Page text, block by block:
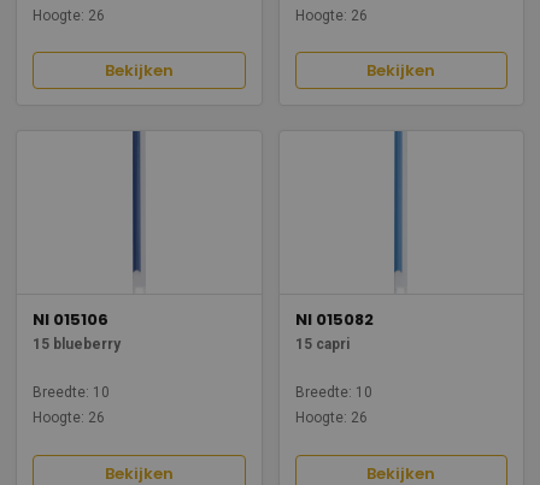
Hoogte: 26
Bekijken
Hoogte: 26
Bekijken
NI 015106
15 blueberry
Breedte: 10
Hoogte: 26
Bekijken
NI 015082
15 capri
Breedte: 10
Hoogte: 26
Bekijken